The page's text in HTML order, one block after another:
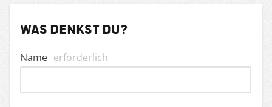
Was denkst du?
Name erforderlich